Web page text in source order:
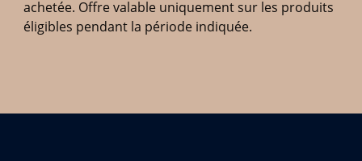
achetée. Offre valable uniquement sur les produits
éligibles pendant la période indiquée.